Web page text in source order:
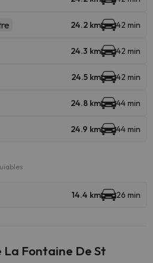
24.2 km 42 min
24.3 km 42 min
24.5 km 42 min
24.8 km 44 min
24.9 km 44 min
14.4 km 26 min
Fontaine De St